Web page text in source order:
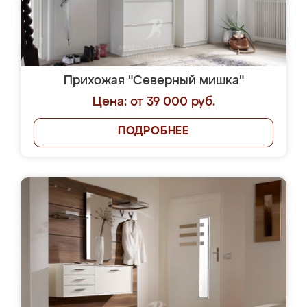
Прихожая "Северный мишка"
Цена: от 39 000 руб.
ПОДРОБНЕЕ